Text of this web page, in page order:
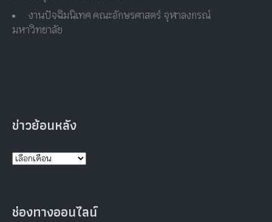
งานปัจฉิมนิเทศ คณะอักษรศาสตร์ จุฬาลงกรณ์
มหาวิทยาลัย
ข่าวย้อนหลัง
ช่องทางออนไลน์